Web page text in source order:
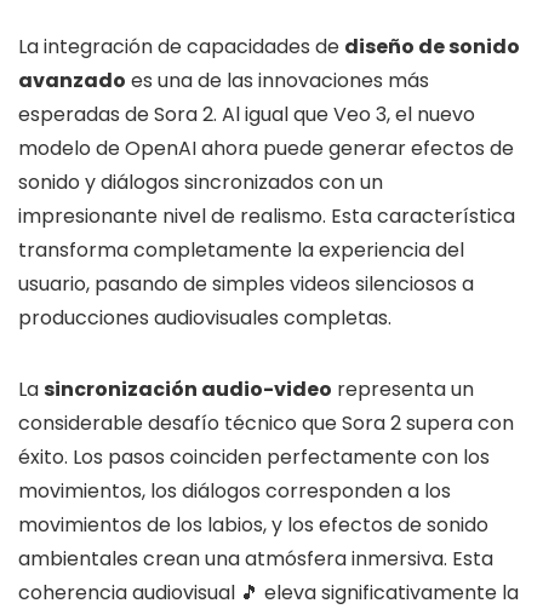
La integración de capacidades de diseño de sonido
avanzado es una de las innovaciones más
esperadas de Sora 2. Al igual que Veo 3, el nuevo
modelo de OpenAI ahora puede generar efectos de
sonido y diálogos sincronizados con un
impresionante nivel de realismo. Esta característica
transforma completamente la experiencia del
usuario, pasando de simples videos silenciosos a
producciones audiovisuales completas.
Lasincronización audio-video representa un
considerable desafío técnico que Sora 2 supera con
éxito. Los pasos coinciden perfectamente con los
movimientos, los diálogos corresponden a los
movimientos de los labios, y los efectos de sonido
ambientales crean una atmósfera inmersiva. Esta
coherencia audiovisual 🎵 eleva significativamente la